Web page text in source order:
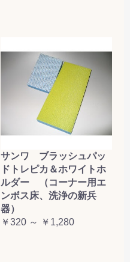
サンワ ブラッシュパッ
ドトレピカ＆ホワイトホ
ルダー （コーナー用エ
ンボス床、洗浄の新兵
器）
￥320 ～ ￥1,280